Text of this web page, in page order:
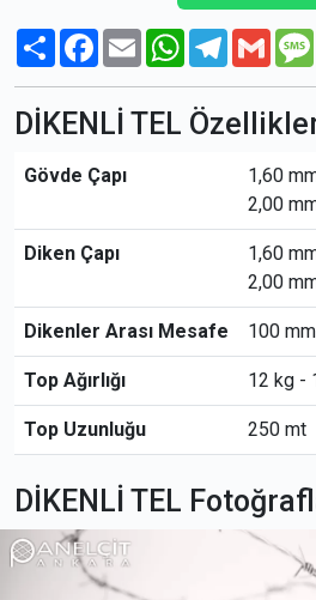
PaylaşFacebook
Email WhatsAppTelegram
Gmail
DİKENLİ TEL
Gövde Çapı
1,60
2,00
Diken Çapı
1,60
2,00
Dikenler Arası Mesafe 100 mm
Top Ağırlığı 12 kg -
Top Uzunluğu 250 mt
DİKENLİ TEL